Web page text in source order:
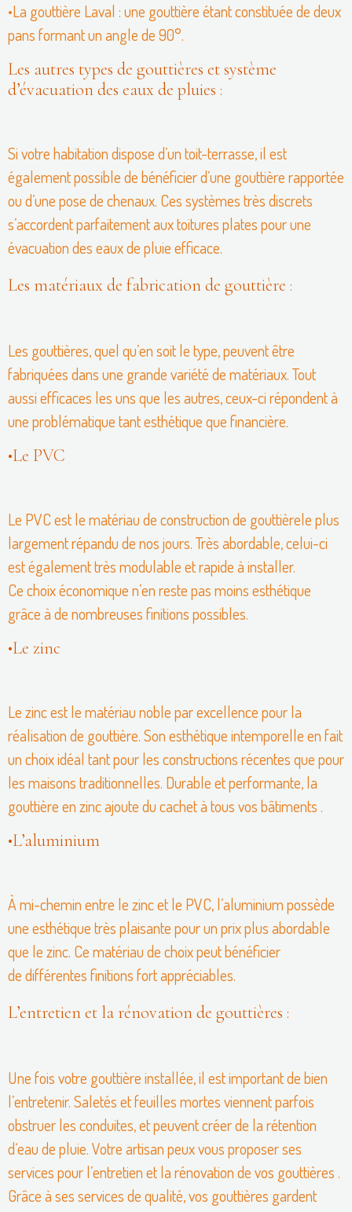
•La gouttière Laval : une gouttière étant constituée de deux
pans formant un angle de 90°.
Les autres types de gouttières et système
d’évacuation des eaux de pluies :
Si votre habitation dispose d’un toit-terrasse, il est
également possible de bénéficier d’une gouttière rapportée
ou d’une pose de chenaux. Ces systèmes très discrets
s’accordent parfaitement aux toitures plates pour une
évacuation des eaux de pluie efficace.
Les matériaux de fabrication de gouttière :
Les gouttières, quel qu’en soit le type, peuvent être
fabriquées dans une grande variété de matériaux. Tout
aussi efficaces les uns que les autres, ceux-ci répondent à
une problématique tant esthétique que financière.
•Le PVC
Le PVC est le matériau de construction de gouttièrele plus
largement répandu de nos jours. Très abordable, celui-ci
est également très modulable et rapide à installer.
Ce choix économique n’en reste pas moins esthétique
grâce à de nombreuses finitions possibles.
•Le zinc
Le zinc est le matériau noble par excellence pour la
réalisation de gouttière. Son esthétique intemporelle en fait
un choix idéal tant pour les constructions récentes que pour
les maisons traditionnelles. Durable et performante, la
gouttière en zinc ajoute du cachet à tous vos bâtiments .
•L’aluminium
À mi-chemin entre le zinc et le PVC, l’aluminium possède
une esthétique très plaisante pour un prix plus abordable
que le zinc. Ce matériau de choix peut bénéficier
de différentes finitions fort appréciables.
L’entretien et la rénovation de gouttières :
Une fois votre gouttière installée, il est important de bien
l’entretenir. Saletés et feuilles mortes viennent parfois
obstruer les conduites, et peuvent créer de la rétention
d‘eau de pluie. Votre artisan peux vous proposer ses
services pour l’entretien et la rénovation de vos gouttières .
Grâce à ses services de qualité, vos gouttières gardent